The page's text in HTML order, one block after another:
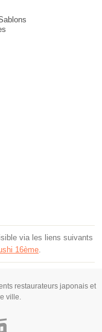
via les liens suivants
16ème
restaurateurs japonais et
ville.